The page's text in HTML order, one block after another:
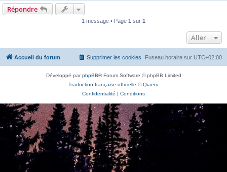
Répondre
1 message • Page 1 sur 1
Aller
Accueil du forum Fuseau horaire sur UTC+02:00
Supprimer les cookies
Développé parphpBB® Forum Software © phpBB Limited
Traduction française officielle ©Qiaeru
Confidentialité | Conditions